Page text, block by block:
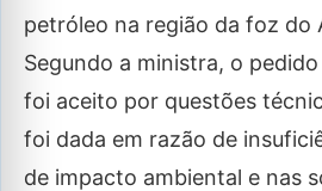
petróleo na região da foz do
Segundo a ministra, o
foi aceito por questões
foi dada em razão de
de impacto ambiental e nas